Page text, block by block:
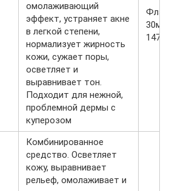
омолаживающий
эффект, устраняет акне
в легкой степени,
нормализует жирность
кожи, сужает поры,
осветляет и
выравнивает тон.
Подходит для нежной,
проблемной дермы с
куперозом
30мл
1470
Комбинированное
средство. Осветляет
кожу, выравнивает
рельеф, омолаживает и